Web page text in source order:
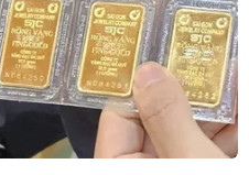
điều dưỡng tham gia
cơ số giường bệnh,
cách ly số 120 người